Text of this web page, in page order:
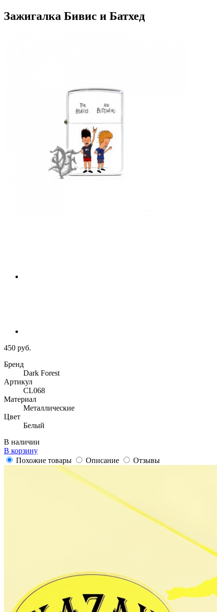
Зажигалка Бивис и Батхед
450 руб.
Бренд
Dark Forest
Артикул
CL068
Материал
Металлические
Цвет
Белый
В наличии
В корзину
Похожие товары
Описание Отзывы